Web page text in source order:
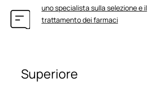
uno specialista sulla selezione e il
trattamento dei farmaci
Superiore